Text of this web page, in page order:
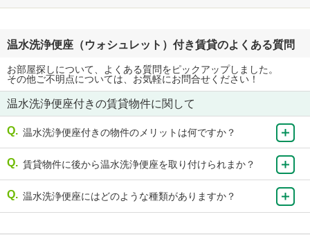
温水洗浄便座（ウォシュレット）付き賃貸のよくある質問
お部屋探しについて、よくある質問をピックアップしました。
その他ご不明点については、お気軽にお問合せください！
温水洗浄便座付きの賃貸物件に関して
温水洗浄便座付きの物件のメリットは何ですか？
賃貸物件に後から温水洗浄便座を取り付けられまか？
温水洗浄便座にはどのような種類がありますか？